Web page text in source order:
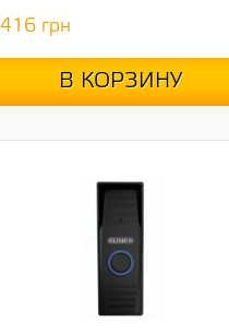
грн
В КОРЗИНУ